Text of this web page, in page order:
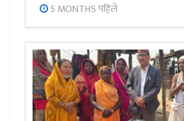
5 MONTHS पहिले